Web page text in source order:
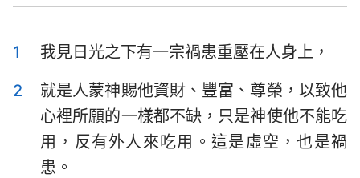
歷代志上 歷代志下
以斯拉記 尼希米記
以斯帖記 約伯記
詩篇
1
我見日光之下有一宗禍患重壓在人身上，
2
就是人蒙神賜他資財、豐富、尊榮，以致他
心裡所願的一樣都不缺，只是神使他不能吃
用，反有外人來吃用。這是虛空，也是禍
患。